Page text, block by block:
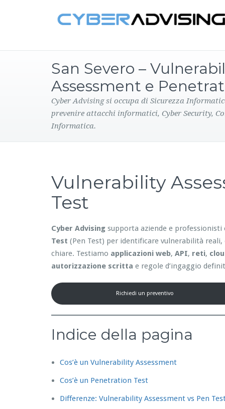
San Severo –
Assessment e
Cyber Advising si occupa di Sicurezza
prevenire attacchi informatici, Cyber Security,
Informatica.
Vulnerability
Test
Cyber Advising supporta aziende e
Test (Pen Test) per identificare vulnerabilità
chiare. Testiamo applicazioni web, API, reti,
autorizzazione scritta e regole d’ingaggio
Richiedi un preventivo
Indice della pagina
Cos’è un Vulnerability Assessment
Cos’è un Penetration Test
Differenze: Vulnerability Assessment vs Pen